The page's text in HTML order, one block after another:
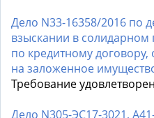
Дело N33-16358/2016 по
взыскании в солидарном
по кредитному
на заложенное
Требование
Дело N305-ЭС17-3021,